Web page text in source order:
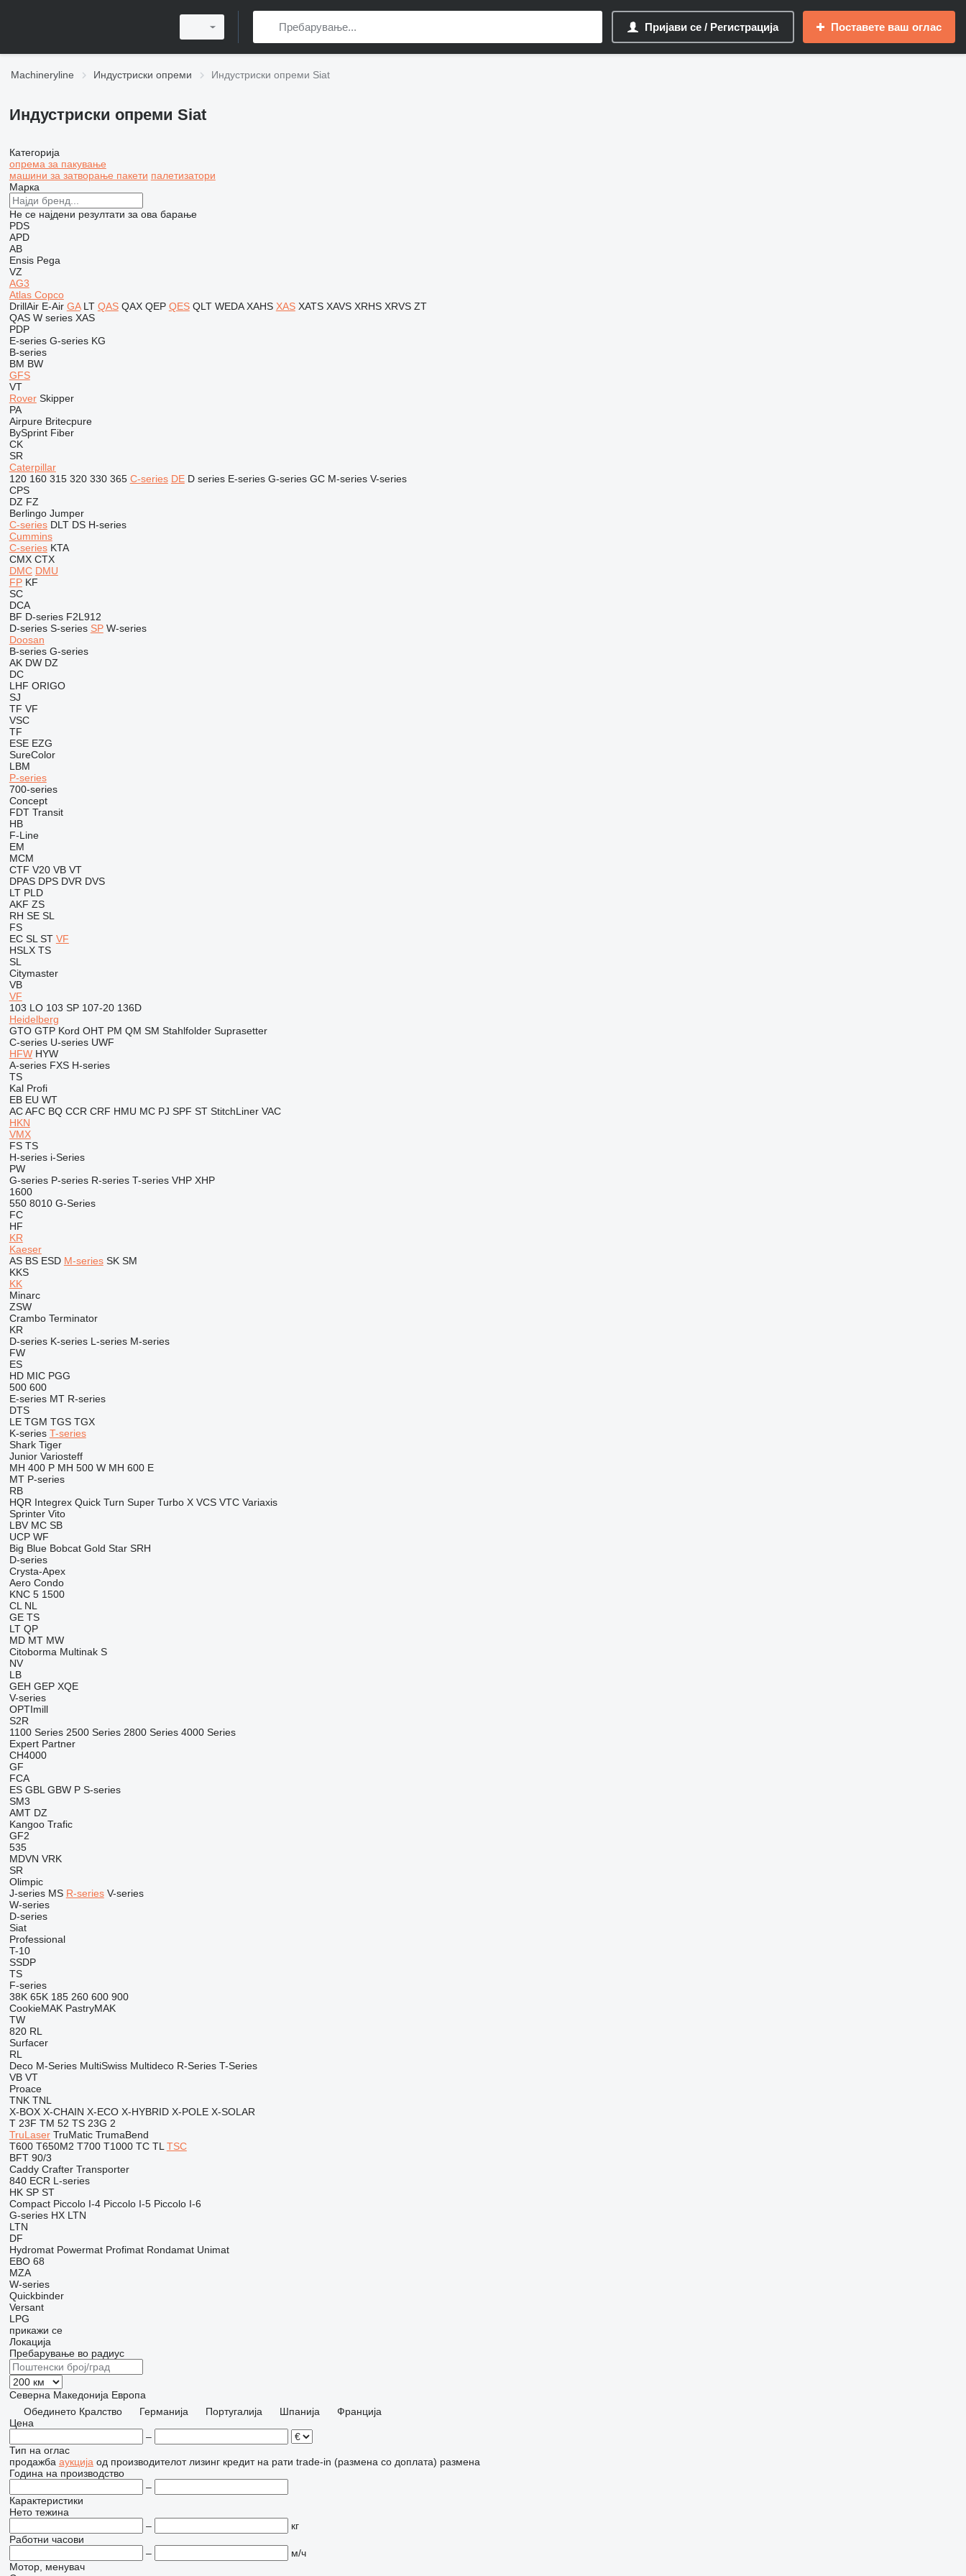
Пријави се / Регистрација Поставете ваш оглас
Machineryline Индустриски опреми Индустриски опреми Siat
Индустриски опреми Siat
Категорија
опрема за пакување
машини за затворање пакети палетизатори
Марка
Не се најдени резултати за ова барање
PDS
APD
AB
Ensis Pega
VZ
AG3
Atlas Copco
DrillAir E-Air GA LT QAS QAX QEP QES QLT WEDA XAHS XAS XATS XAVS XRHS XRVS ZT
QAS W series XAS
PDP
E-series G-series KG
B-series
BM BW
GFS
VT
Rover Skipper
PA
Airpure Britecpure
BySprint Fiber
CK
SR
Caterpillar
120 160 315 320 330 365 C-series DE D series E-series G-series GC M-series V-series
CPS
DZ FZ
Berlingo Jumper
C-series DLT DS H-series
Cummins
C-series KTA
CMX CTX
DMC DMU
FP KF
SC
DCA
BF D-series F2L912
D-series S-series SP W-series
Doosan
B-series G-series
AK DW DZ
DC
LHF ORIGO
SJ
TF VF
VSC
TF
ESE EZG
SureColor
LBM
P-series
700-series
Concept
FDT Transit
HB
F-Line
EM
MCM
CTF V20 VB VT
DPAS DPS DVR DVS
LT PLD
AKF ZS
RH SE SL
FS
EC SL ST VF
HSLX TS
SL
Citymaster
VB
VF
103 LO 103 SP 107-20 136D
Heidelberg
GTO GTP Kord OHT PM QM SM Stahlfolder Suprasetter
C-series U-series UWF
HFW HYW
A-series FXS H-series
TS
Kal Profi
EB EU WT
AC AFC BQ CCR CRF HMU MC PJ SPF ST StitchLiner VAC
HKN
VMX
FS TS
H-series i-Series
PW
G-series P-series R-series T-series VHP XHP
1600
550 8010 G-Series
FC
HF
KR
Kaeser
AS BS ESD M-series SK SM
KKS
KK
Minarc
ZSW
Crambo Terminator
KR
D-series K-series L-series M-series
FW
ES
HD MIC PGG
500 600
E-series MT R-series
DTS
LE TGM TGS TGX
K-series T-series
Shark Tiger
Junior Variosteff
MH 400 P MH 500 W MH 600 E
MT P-series
RB
HQR Integrex Quick Turn Super Turbo X VCS VTC Variaxis
Sprinter Vito
LBV MC SB
UCP WF
Big Blue Bobcat Gold Star SRH
D-series
Crysta-Apex
Aero Condo
KNC 5 1500
CL NL
GE TS
LT QP
MD MT MW
Citoborma Multinak S
NV
LB
GEH GEP XQE
V-series
OPTImill
S2R
1100 Series 2500 Series 2800 Series 4000 Series
Expert Partner
CH4000
GF
FCA
ES GBL GBW P S-series
SM3
AMT DZ
Kangoo Trafic
GF2
535
MDVN VRK
SR
Olimpic
J-series MS R-series V-series
W-series
D-series
Siat
Professional
T-10
SSDP
TS
F-series
38K 65K 185 260 600 900
CookieMAK PastryMAK
TW
820 RL
Surfacer
RL
Deco M-Series MultiSwiss Multideco R-Series T-Series
VB VT
Proace
TNK TNL
X-BOX X-CHAIN X-ECO X-HYBRID X-POLE X-SOLAR
T 23F TM 52 TS 23G 2
TruLaser TruMatic TrumaBend
T600 T650M2 T700 T1000 TC TL TSC
BFT 90/3
Caddy Crafter Transporter
840 ECR L-series
HK SP ST
Compact Piccolo I-4 Piccolo I-5 Piccolo I-6
G-series HX LTN
LTN
DF
Hydromat Powermat Profimat Rondamat Unimat
EBO 68
MZA
W-series
Quickbinder
Versant
LPG
прикажи се
Локација
Пребарување во радиус
Северна Македонија Европа
Обединето Кралство
Германија Португалија Шпанија
Франција
Цена
–
Тип на оглас
продажба аукција од производителот лизинг кредит на рати trade-in (размена со доплата) размена
Година на производство
–
Карактеристики
Нето тежина
–
кг
Работни часови
–
м/ч
Мотор, менувач